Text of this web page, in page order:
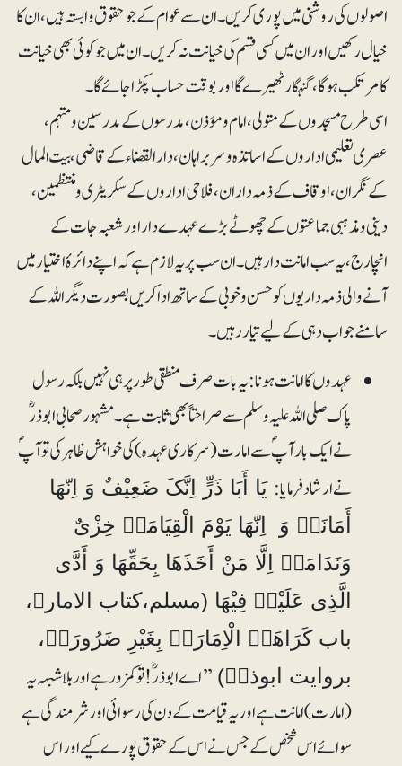
اصولوں کی روشنی میں پوری کریں۔ ان سے عوام کے جو حقوق وابستہ ہیں، ان کا
خیال رکھیں اور ان میں کسی قسم کی خیانت نہ کریں۔ ان میں جو کوئی بھی خیانت
کا مرتکب ہوگا،گنہگارٹھیرے گا اور بوقت حساب پکڑا جائے گا۔
اسی طرح مسجدوں کے متولی، امام و مؤذن، مدرسوں کے مدرسین و مہتمم،
عصری تعلیمی اداروں کے اساتذہ و سربراہان، دار القضاء کے قاضی، بیت المال
کے نگران، اوقاف کے ذمہ داران، فلاحی اداروں کے سکریٹری و منتظمین،
دینی و مذہبی جماعتوں کے چھوٹے بڑے عہدے دار اور شعبہ جات کے
انچارج، یہ سب امانت دار ہیں۔ ان سب پر یہ لازم ہے کہ اپنے دائرۂ اختیار میں
آنے والی ذمہ داریوں کو حسن و خوبی کے ساتھ ادا کریں بصورت دیگر اللہ کے
سامنے جواب دہی کے لیے تیار رہیں۔
عہدوں کا امانت ہونا: یہ بات صرف منطقی طور پر ہی نہیں بلکہ رسول
پاک صلی اللہ علیہ وسلم سے صراحتاً بھی ثابت ہے۔ مشہور صحابی ابوذرؓ
نے ایک بار آپؐ سے امارت (سرکاری عہدہ) کی خواہش ظاہر کی تو آپؐ
نے ارشاد فرمایا:یَا أَبَا ذَرٍّ اِنَّکَ ضَعِیْفٌ وَ اِنّھَا
أَمَانَۃٌ وَ اِنّھَا یَوْمَ الْقِیَامَۃِ خِزْیٌ
وَنَدَامَۃٌ اِلَّا مَنْ أَخَذَھَا بِحَقِّھَا وَ أَدَّی
الَّذِی عَلَیْہِ فِیْھَا (مسلم،کتاب الامارۃ،
باب کَرَاھَۃِ الْاِمَارَۃِ بِغَیْرِ ضَرُورَۃٍ،
بروایت ابوذرؓ) ’’اے ابوذرؓ! تو کمزور ہے اوربلاشبہہ یہ
(امارت) امانت ہے اور یہ قیامت کے دن کی رسوائی اور شرمندگی ہے
سوائے اس شخص کے جس نے اس کے حقوق پورے کیے اور اس